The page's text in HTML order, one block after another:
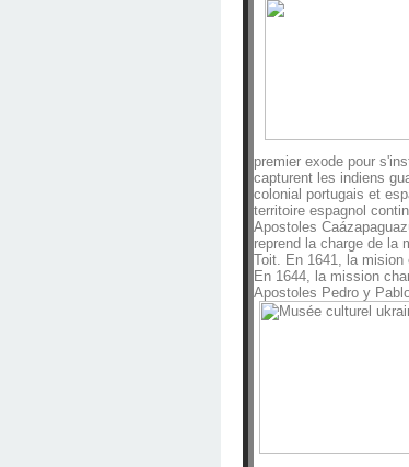
premier exode pour
capturent les indiens
colonial portugais et
territoire espagnol
Apostoles
reprend la charge de la
Toit. En 1641, la mision
En 1644, la mission
Apostoles Pedro y